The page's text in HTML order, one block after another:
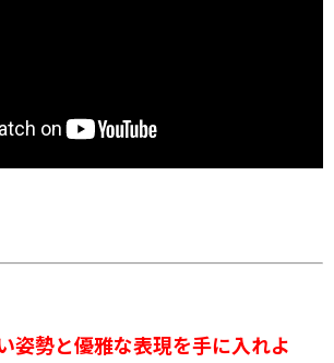
姿勢と優雅な表現を手に入れよ